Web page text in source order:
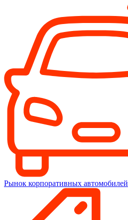
Рынок корпоративных автомобилей